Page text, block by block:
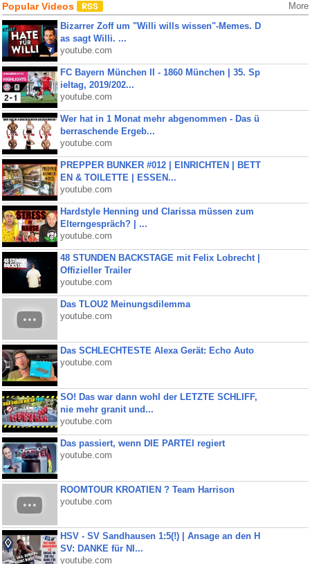
Popular Videos More
Bizarrer Zoff um "Willi wills wissen"-Memes. D
as sagt Willi. ...
youtube.com
FC Bayern München II - 1860 München | 35. Sp
ieltag, 2019/202...
youtube.com
Wer hat in 1 Monat mehr abgenommen - Das ü
berraschende Ergeb...
youtube.com
PREPPER BUNKER #012 | EINRICHTEN | BETT
EN & TOILETTE | ESSEN...
youtube.com
Hardstyle Henning und Clarissa müssen zum
Elterngespräch? | ...
youtube.com
48 STUNDEN BACKSTAGE mit Felix Lobrecht |
Offizieller Trailer
youtube.com
Das TLOU2 Meinungsdilemma
youtube.com
Das SCHLECHTESTE Alexa Gerät: Echo Auto
youtube.com
SO! Das war dann wohl der LETZTE SCHLIFF,
nie mehr granit und...
youtube.com
Das passiert, wenn DIE PARTEI regiert
youtube.com
ROOMTOUR KROATIEN ? Team Harrison
youtube.com
HSV - SV Sandhausen 1:5(!) | Ansage an den H
SV: DANKE für NI...
youtube.com